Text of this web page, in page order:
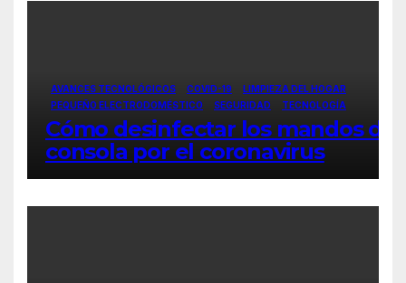
AVANCES TECNOLÓGICOS COVID-19
LIMPIEZA DEL HOGAR
PEQUEÑO ELECTRODOMÉSTICO
SEGURIDAD TECNOLOGÍA
Cómo desinfectar los mandos de
consola por el coronavirus